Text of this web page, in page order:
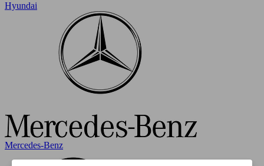
Hyundai
Mercedes-Benz